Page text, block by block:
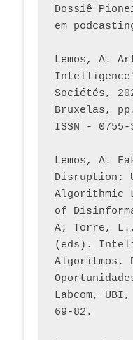
Dossiê
em
Lemos, A.
Sociétés,
Bruxelas,
ISSN - 0755-
Lemos, A.
Disruption:
Algorithmic
of
A; Torre,
(eds).
Algoritmos.
Labcom,
69-82.